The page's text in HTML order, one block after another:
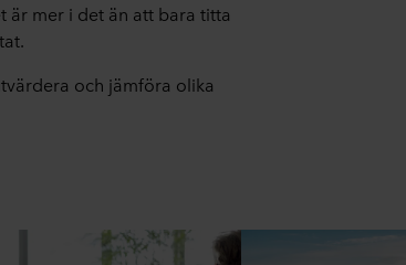
är mer i det än att bara titta
och jämföra olika